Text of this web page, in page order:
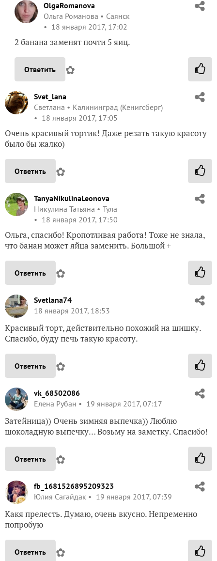
OlgaRomanova
Ольга Романова
Саянск
18 января 2017, 17:02
2 банана заменят почти 5 яиц.
Ответить ✿
Svet_lana
Светлана
Калининград (Кенигсберг)
18 января 2017, 17:05
Очень красивый тортик! Даже резать такую красоту
было бы жалко)
Ответить ✿
TanyaNikulinaLeonova
Никулина Татьяна
Тула
18 января 2017, 17:50
Ольга, спасибо! Кропотливая работа! Тоже не знала,
что банан может яйца заменить. Большой +
Ответить ✿
Svetlana74
18 января 2017, 18:53
Красивый торт, действительно похожий на шишку.
Спасибо, буду печь такую красоту.
Ответить ✿
vk_68502086
Елена Рубан
19 января 2017, 07:17
Затейница)) Очень зимняя выпечка)) Люблю
шоколадную выпечку… Возьму на заметку. Спасибо!
Ответить ✿
fb_1681526895209323
Юлия Сагайдак
19 января 2017, 07:39
Какя прелесть. Думаю, очень вкусно. Непременно
попробую
Ответить ✿